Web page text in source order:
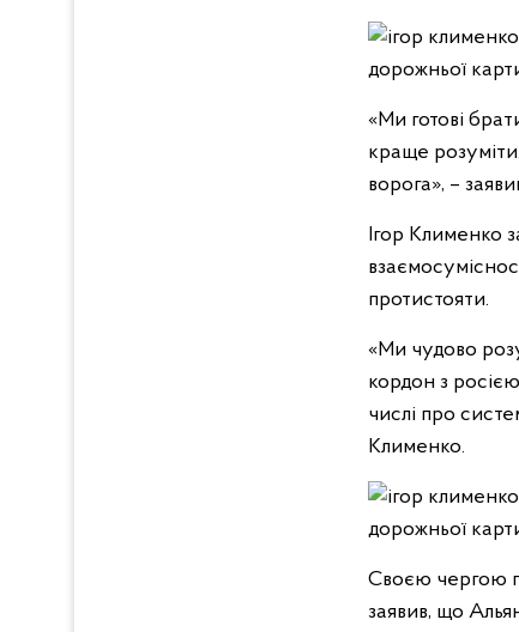
«Ми готові
краще
ворога», –
Ігор Клименко
протистояти.
«Ми чудово
кордон з
числі про
Клименко.
Своєю чергою
заявив, що